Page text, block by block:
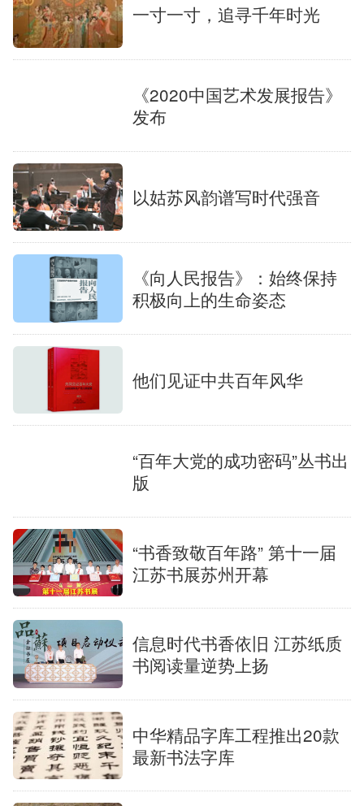
一寸一寸，追寻千年时光
《2020中国艺术发展报告》
发布
以姑苏风韵谱写时代强音
《向人民报告》：始终保持
积极向上的生命姿态
他们见证中共百年风华
“百年大党的成功密码”丛书出
版
“书香致敬百年路” 第十一届
江苏书展苏州开幕
信息时代书香依旧 江苏纸质
书阅读量逆势上扬
中华精品字库工程推出20款
最新书法字库